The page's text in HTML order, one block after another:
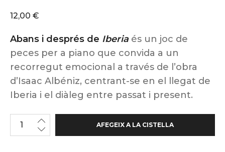
12,00 €
Abans i després de Iberia és un joc de
peces per a piano que convida a un
recorregut emocional a través de l’obra
d’Isaac Albéniz, centrant-se en el llegat de
Iberia i el diàleg entre passat i present.
AFEGEIX A LA CISTELLA